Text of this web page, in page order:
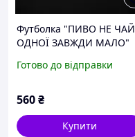
Футболка "ПИВО НЕ ЧАЙ
ОДНОЇ ЗАВЖДИ МАЛО"
Готово до відправки
560₴
Купити